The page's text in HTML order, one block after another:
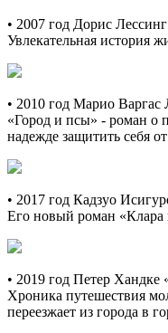
• 2007 год Дорис
Увлекательная история
• 2010 год Марио Варгас
«Город и псы» - роман о
надежде защитить себя
• 2017 год Кадзуо
Его новый роман «Клара
• 2019 год Петер
Хроника путешествия
переезжает из города в